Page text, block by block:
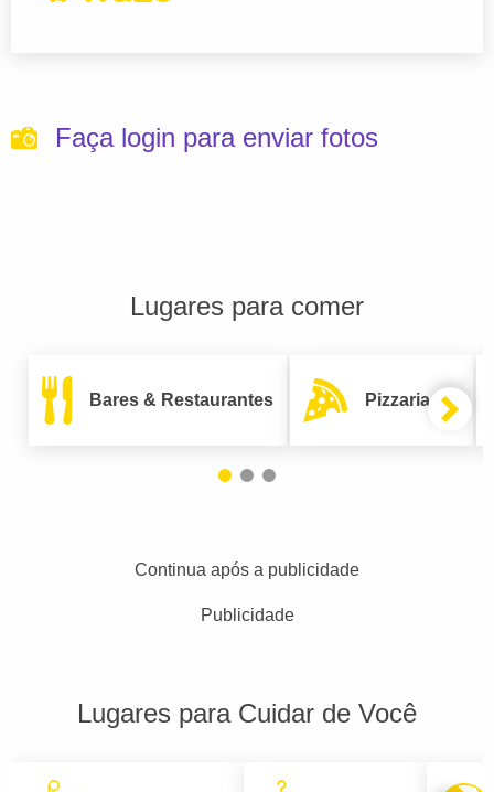
Faça login para enviar fotos
Lugares para comer
Bares & Restaurantes Pizzarias
Continua após a publicidade
Publicidade
Lugares para Cuidar de Você